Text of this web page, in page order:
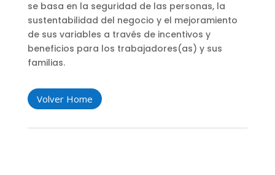
se basa en la seguridad de las personas, la
sustentabilidad del negocio y el mejoramiento
de sus variables a través de incentivos y
beneficios para los trabajadores(as) y sus
familias.
Volver Home